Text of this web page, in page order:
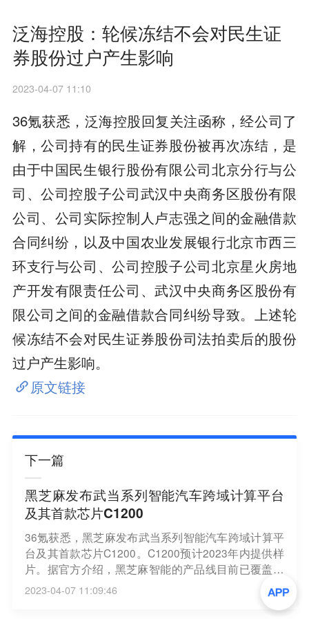
泛海控股：轮候冻结不会对民生证
券股份过户产生影响
2023-04-07 11:10
36氪获悉，泛海控股回复关注函称，经公司了
解，公司持有的民生证券股份被再次冻结，是
由于中国民生银行股份有限公司北京分行与公
司、公司控股子公司武汉中央商务区股份有限
公司、公司实际控制人卢志强之间的金融借款
合同纠纷，以及中国农业发展银行北京市西三
环支行与公司、公司控股子公司北京星火房地
产开发有限责任公司、武汉中央商务区股份有
限公司之间的金融借款合同纠纷导致。上述轮
候冻结不会对民生证券股份司法拍卖后的股份
过户产生影响。
原文链接
下一篇
黑芝麻发布武当系列智能汽车跨域计算平台
及其首款芯片C1200
36氪获悉，黑芝麻发布武当系列智能汽车跨域计算平
台及其首款芯片C1200。C1200预计2023年内提供样
片。据官方介绍，黑芝麻智能的产品线目前已覆盖自
动驾驶和跨域计算两大领域：华山系列面向自动驾驶
场景，华山系列A1000芯片能够满足L3及以下自动驾
2023-04-07 11:09:46